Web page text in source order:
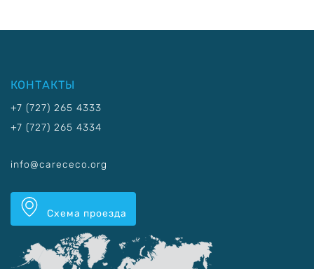
КОНТАКТЫ
+7 (727) 265 4333
+7 (727) 265 4334
info@carececo.org
Схема проезда